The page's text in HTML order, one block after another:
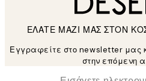
ΕΛΑΤΕ ΜΑΖΙ ΜΑΣ ΣΤΟΝ
Εγγραφείτε στο newsletter μας
στην επόμενη
Ηλεκτρονική Διεύθυνση